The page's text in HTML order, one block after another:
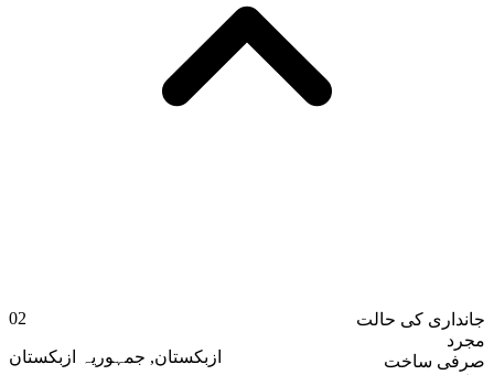
جانداری کی حالت
مجرد
صرفی ساخت
02
ازبکستان, جمہوریہ ازبکستان